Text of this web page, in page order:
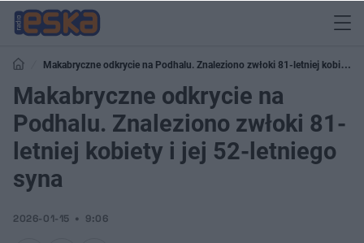
Makabryczne odkrycie na Podhalu. Znaleziono zwłoki 81-letniej kobiety i
jej 52-letniego syna
Makabryczne odkrycie na
Podhalu. Znaleziono zwłoki 81-
letniej kobiety i jej 52-letniego
syna
2026-01-15 9:06